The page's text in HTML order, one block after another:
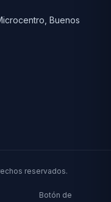
Buenos
reservados.
Botón de